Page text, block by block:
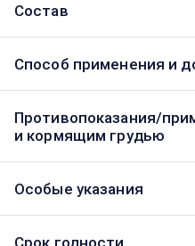
Состав
Способ применения и
Противопоказания/
и кормящим грудью
Особые указания
Срок годности